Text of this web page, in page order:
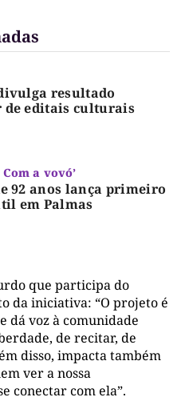
resultado
editais culturais
a vovó’
92 anos lança primeiro
em Palmas
que participa do
da iniciativa: “O projeto é
voz à comunidade
de recitar, de
disso, impacta também
ver a nossa
conectar com ela”.